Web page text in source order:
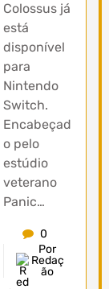
Colossus já
está
disponível
para
Nintendo
Switch.
Encabeçad
o pelo
estúdio
veterano
Panic…
0
Por
Redaç
ão